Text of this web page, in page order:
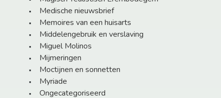
Medische nieuwsbrief
Memoires van een huisarts
Middelengebruik en verslaving
Miguel Molinos
Mijmeringen
Moctijnen en sonnetten
Myriade
Ongecategoriseerd